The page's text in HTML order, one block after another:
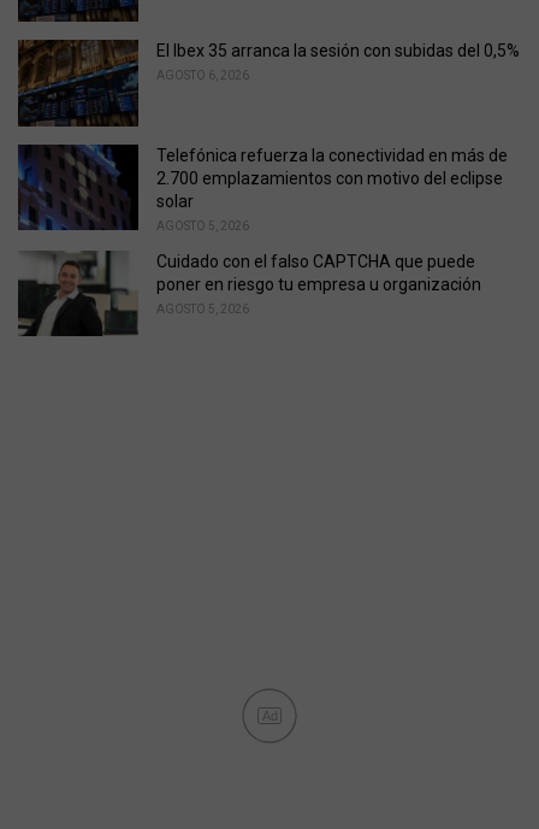
El Ibex 35 arranca la sesión con subidas del 0,5%
AGOSTO 6, 2026
Telefónica refuerza la conectividad en más de
2.700 emplazamientos con motivo del eclipse
solar
AGOSTO 5, 2026
Cuidado con el falso CAPTCHA que puede
poner en riesgo tu empresa u organización
AGOSTO 5, 2026
Ad